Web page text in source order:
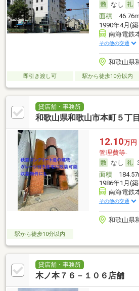
なし
面積46.76m
1990年4月(
南海電鉄
その他の交通
和歌山県
即引き渡し可 駅から徒歩10分以内
貸店舗・事務所
和歌山県和歌山市本町５丁目
12.10万円
管理費等-
なし
面積
1986年1月(
南海電鉄
その他の交通
和歌山県
駅から徒歩10分以内
貸店舗・事務所
木ノ本７６－１０６店舗